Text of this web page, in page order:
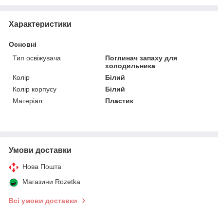
Характеристики
Основні
Тип освіжувача
Поглинач запаху для
холодильника
Колір
Білий
Колір корпусу
Білий
Матеріал
Пластик
Умови доставки
Нова Пошта
Магазини Rozetka
Всі умови доставки